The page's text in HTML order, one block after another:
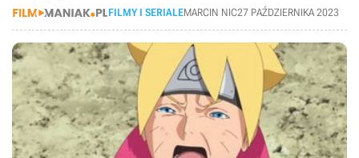
FILMY I SERIALEMARCIN NIC27 PAŹDZIERNIKA 2023